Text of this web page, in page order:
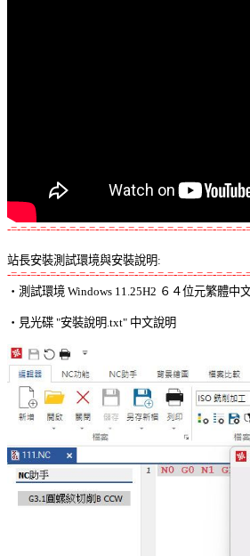
-=-=-=-=-=-=-=-=-=-=-=-=-=-=-=-=-=-=-=-=-=-=-=-
站長安裝測試環境與安裝說明:
-=-=-=-=-=-=-=-=-=-=-=-=-=-=-=-=-=-=-=-=-=-=-=-
‧測試環境 Windows 11.25H2 ６４位元繁體中
‧見光碟 "安裝說明.txt" 中文說明